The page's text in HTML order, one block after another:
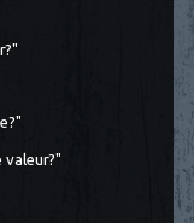
valeur?"